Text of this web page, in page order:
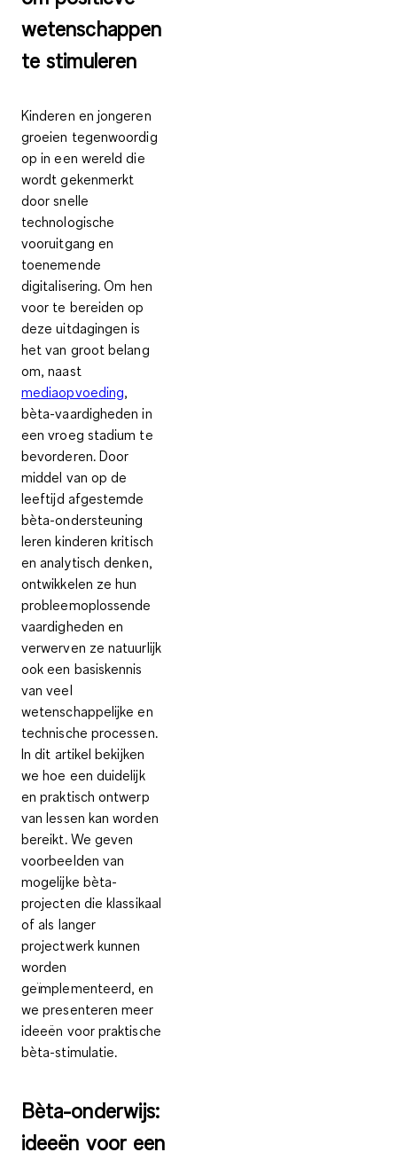
wetenschappen
te stimuleren
Kinderen en jongeren
groeien tegenwoordig
op in een wereld die
wordt gekenmerkt
door snelle
technologische
vooruitgang en
toenemende
digitalisering. Om hen
voor te bereiden op
deze uitdagingen is
het van groot belang
om, naast
mediaopvoeding,
bèta-vaardigheden in
een vroeg stadium te
bevorderen. Door
middel van op de
leeftijd afgestemde
bèta-ondersteuning
leren kinderen kritisch
en analytisch denken,
ontwikkelen ze hun
probleemoplossende
vaardigheden en
verwerven ze natuurlijk
ook een basiskennis
van veel
wetenschappelijke en
technische processen.
In dit artikel bekijken
we hoe een duidelijk
en praktisch ontwerp
van lessen kan worden
bereikt. We geven
voorbeelden van
mogelijke bèta-
projecten die klassikaal
of als langer
projectwerk kunnen
worden
geïmplementeerd, en
we presenteren meer
ideeën voor praktische
bèta-stimulatie.
Bèta-onderwijs:
ideeën voor een